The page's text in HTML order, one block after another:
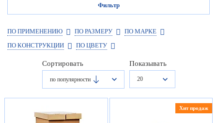
Фильтр
ПО ПРИМЕНЕНИЮ ПО РАЗМЕРУ
ПО МАРКЕ
ПО КОНСТРУКЦИИ
ПО ЦВЕТУ
Сортировать
по популярности
Показывать
20
Хит продаж